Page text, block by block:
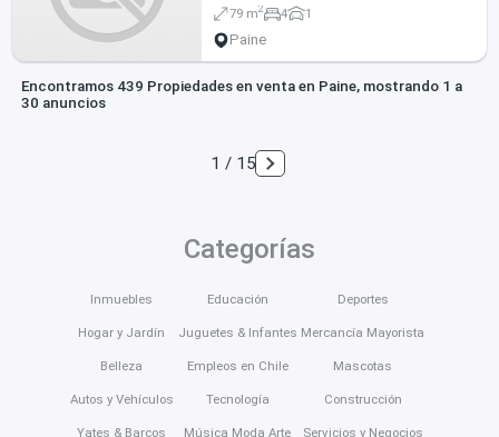
79 m2 4 1
Paine
Encontramos 439 Propiedades en venta en Paine, mostrando 1 a
30 anuncios
1 / 15
Categorías
Inmuebles
Hogar y Jardín
Belleza
Autos y Vehículos
Yates & Barcos
Educación
Juguetes & Infantes
Empleos en Chile
Tecnología
Música Moda Arte
Deportes
Mercancía Mayorista
Mascotas
Construcción
Servicios y Negocios